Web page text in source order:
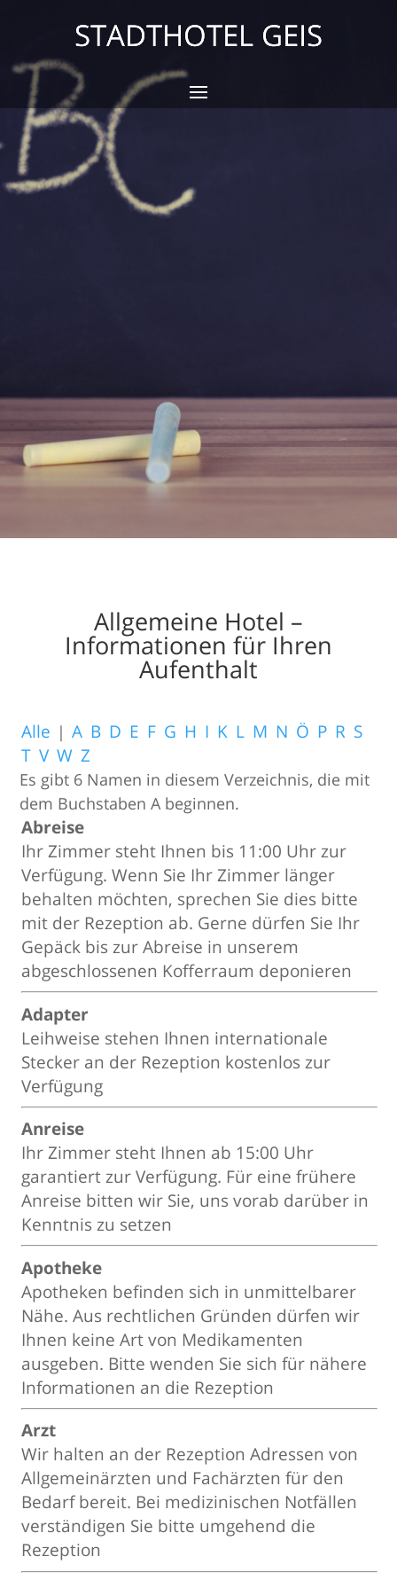
STADTHOTEL GEIS
Allgemeine Hotel –
Informationen für Ihren
Aufenthalt
Alle | A B D E F G H I K L M N Ö P R S
T V W Z
Es gibt 6 Namen in diesem Verzeichnis, die mit
dem Buchstaben A beginnen.
Abreise
Ihr Zimmer steht Ihnen bis 11:00 Uhr zur
Verfügung. Wenn Sie Ihr Zimmer länger
behalten möchten, sprechen Sie dies bitte
mit der Rezeption ab. Gerne dürfen Sie Ihr
Gepäck bis zur Abreise in unserem
abgeschlossenen Kofferraum deponieren
Adapter
Leihweise stehen Ihnen internationale
Stecker an der Rezeption kostenlos zur
Verfügung
Anreise
Ihr Zimmer steht Ihnen ab 15:00 Uhr
garantiert zur Verfügung. Für eine frühere
Anreise bitten wir Sie, uns vorab darüber in
Kenntnis zu setzen
Apotheke
Apotheken befinden sich in unmittelbarer
Nähe. Aus rechtlichen Gründen dürfen wir
Ihnen keine Art von Medikamenten
ausgeben. Bitte wenden Sie sich für nähere
Informationen an die Rezeption
Arzt
Wir halten an der Rezeption Adressen von
Allgemeinärzten und Fachärzten für den
Bedarf bereit. Bei medizinischen Notfällen
verständigen Sie bitte umgehend die
Rezeption